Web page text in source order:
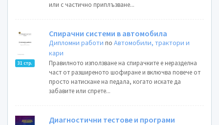
или с частично приплъзване...
31 стр.
Спирачни системи в автомобила
Дипломни работи поАвтомобили, трактори и
кари
Правилното използване на спирачките е неразделна
част от разширеното шофиране и включва повече от
просто натискане на педала, когато искате да
забавите или спрете...
Диагностични тестове и програми